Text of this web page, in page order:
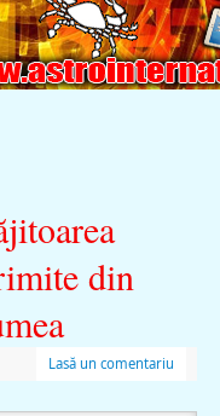
din
Lasă un comentariu